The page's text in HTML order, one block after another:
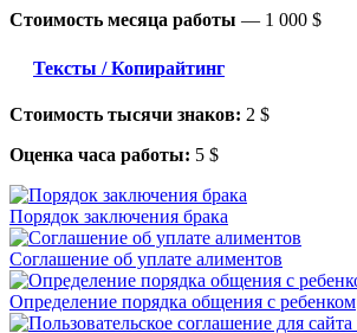
Стоимость месяца работы — 1 000 $
Тексты / Копирайтинг
Стоимость тысячи знаков: 2 $
Оценка часа работы: 5 $
Порядок заключения брака
Соглашение об уплате алиментов
Определение порядка общения с ребенком